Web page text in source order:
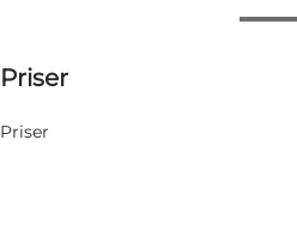
15 August
Priser
Priser